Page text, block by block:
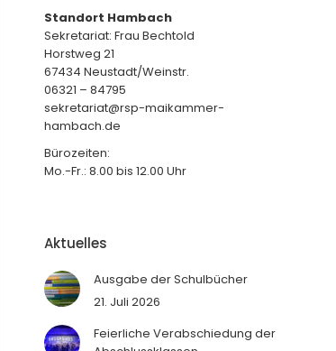
Standort Hambach
Sekretariat: Frau Bechtold
Horstweg 21
67434 Neustadt/Weinstr.
06321 – 84795
sekretariat@rsp-maikammer-
hambach.de
Bürozeiten:
Mo.-Fr.: 8.00 bis 12.00 Uhr
Aktuelles
Ausgabe der Schulbücher
21. Juli 2026
Feierliche Verabschiedung der